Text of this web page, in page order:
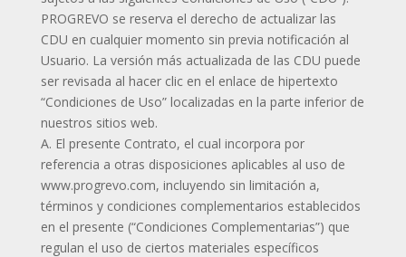
PROGREVO se reserva el derecho de actualizar las
CDU en cualquier momento sin previa notificación al
Usuario. La versión más actualizada de las CDU puede
ser revisada al hacer clic en el enlace de hipertexto
“Condiciones de Uso” localizadas en la parte inferior de
nuestros sitios web.
A. El presente Contrato, el cual incorpora por
referencia a otras disposiciones aplicables al uso de
www.progrevo.com, incluyendo sin limitación a,
términos y condiciones complementarios establecidos
en el presente (“Condiciones Complementarias”) que
regulan el uso de ciertos materiales específicos